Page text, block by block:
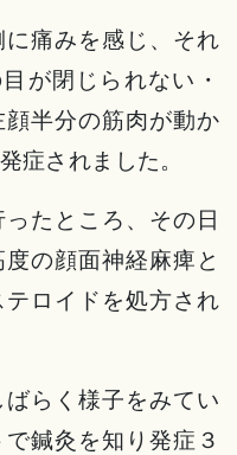
痛みを感じ、それ
が閉じられない・
半分の筋肉が動か
症されました。
たところ、その日
の顔面神経麻痺と
ロイドを処方され
らく様子をみてい
鍼灸を知り発症３